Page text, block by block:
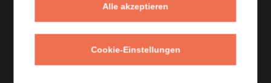
Alle akzeptieren
Cookie-Einstellungen